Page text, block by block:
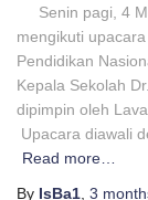
Senin pagi, 4
mengikuti
Pendidikan
Kepala Sekolah
dipimpin oleh
Upacara diawali
Read more…
By IsBa1 3